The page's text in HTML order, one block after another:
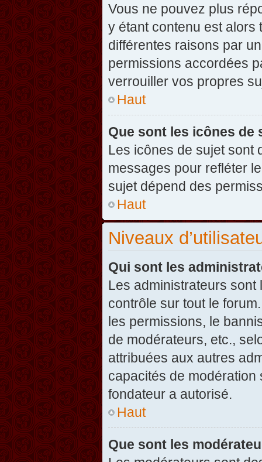
Vous ne pouvez plus
y étant contenu est alors
différentes raisons par
permissions accordées
verrouiller vos propres
Haut
Que sont les icônes de
Les icônes de sujet sont
messages pour refléter
sujet dépend des
Haut
Niveaux
Qui sont les
Les administrateurs
contrôle sur tout le
les permissions, le
de modérateurs, etc.,
attribuées aux autres
capacités de modération
fondateur a autorisé.
Haut
Que sont les